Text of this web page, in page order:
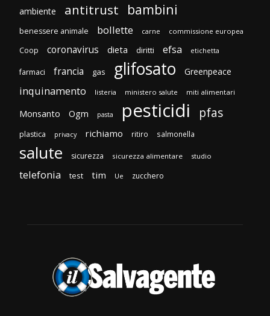
ambiente antitrust bambini
benessere animale bollette carne commissione europea
Coop coronavirus dieta diritti efsa etichetta
farmaci francia gas glifosato Greenpeace
inquinamento listeria ministero salute miti alimentari
Monsanto Ogm pasta pesticidi pfas
plastica privacy richiamo ritiro salmonella
salute sicurezza sicurezza alimentare studio
telefonia test tim Ue zucchero